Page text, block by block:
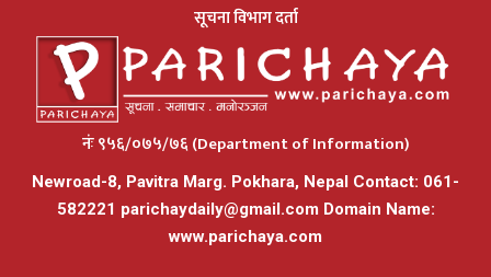
सूचना विभाग दर्ता
नंः ९५६/०७५/७६ (Department of Information)
Newroad-8, Pavitra Marg. Pokhara, Nepal Contact: 061-
582221 parichaydaily@gmail.comDomain Name:
www.parichaya.com